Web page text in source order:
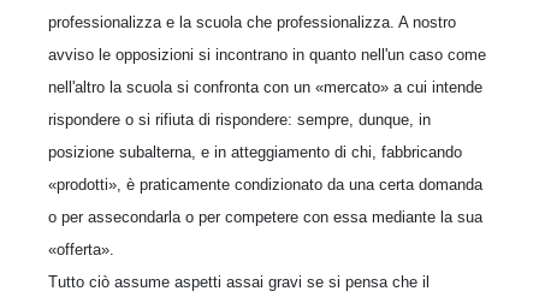
professionalizza e la scuola che professionalizza. A nostro
avviso le opposizioni si incontrano in quanto nell'un caso come
nell'altro la scuola si confronta con un «mercato» a cui intende
rispondere o si rifiuta di rispondere: sempre, dunque, in
posizione subalterna, e in atteggiamento di chi, fabbricando
«prodotti», è praticamente condizionato da una certa domanda
o per assecondarla o per competere con essa mediante la sua
«offerta».
Tutto ciò assume aspetti assai gravi se si pensa che il